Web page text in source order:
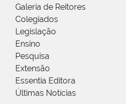
Galeria de Reitores
Colegiados
Legislação
Ensino
Pesquisa
Extensão
Essentia Editora
Últimas Notícias